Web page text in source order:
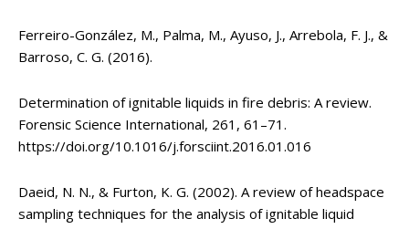
Ferreiro-González, M., Palma, M., Ayuso, J., Arrebola, F. J., &
Barroso, C. G. (2016).
Determination of ignitable liquids in fire debris: A review.
Forensic Science International, 261, 61–71.
https://doi.org/10.1016/j.forsciint.2016.01.016
Daeid, N. N., & Furton, K. G. (2002). A review of headspace
sampling techniques for the analysis of ignitable liquid